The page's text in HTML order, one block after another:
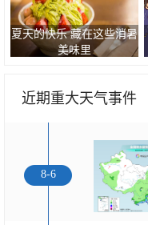
夏天的快乐 藏在这些消暑
美味里
近期重大天气事件
8-6